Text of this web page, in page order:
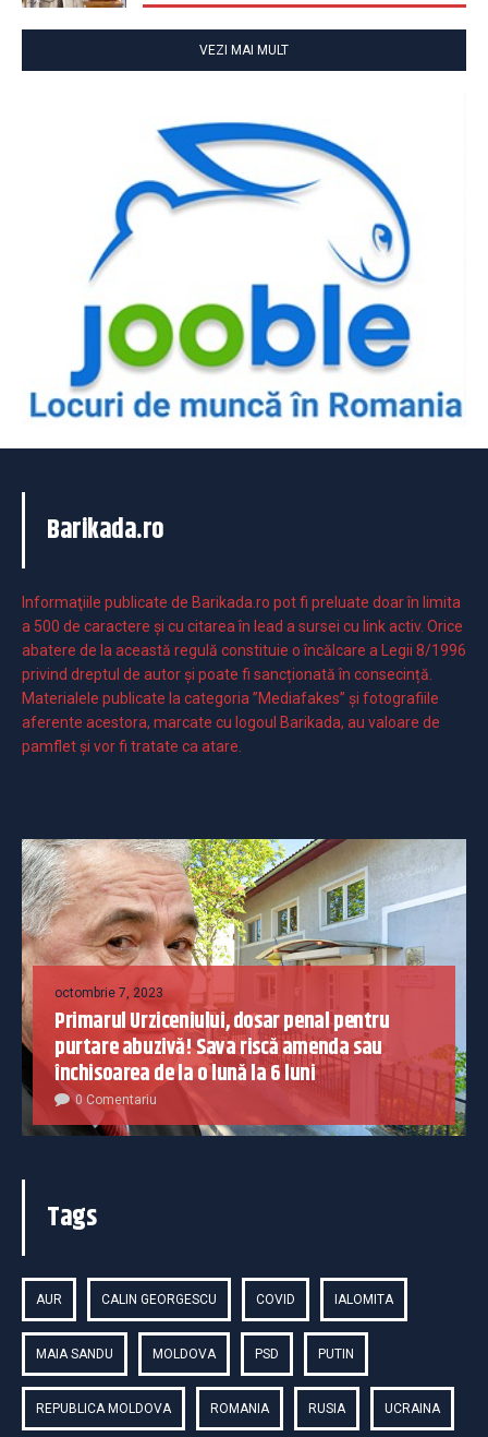
VEZI MAI MULT
Barikada.ro
Informaţiile publicate de Barikada.ro pot fi preluate doar în limita
a 500 de caractere şi cu citarea în lead a sursei cu link activ. Orice
abatere de la această regulă constituie o încălcare a Legii 8/1996
privind dreptul de autor și poate fi sancționată în consecință.
Materialele publicate la categoria ”Mediafakes” și fotografiile
aferente acestora, marcate cu logoul Barikada, au valoare de
pamflet și vor fi tratate ca atare.
octombrie 7, 2023
Primarul Urziceniului, dosar penal pentru
purtare abuzivă! Sava riscă amenda sau
închisoarea de la o lună la 6 luni
0 Comentariu
Tags
AUR CALIN GEORGESCU COVID IALOMITA
MAIA SANDU MOLDOVA PSD PUTIN
REPUBLICA MOLDOVA ROMANIA RUSIA UCRAINA